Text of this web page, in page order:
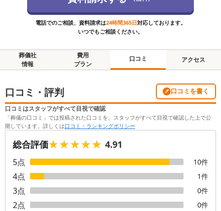
電話でのご相談、資料請求は24時間365日対応しております。
いつでもご相談ください。
葬儀社
情報
費用
プラン
口コミ アクセス
口コミ・評判 口コミを書く
口コミはスタッフがすべて目視で確認
「葬儀の口コミ」では投稿された口コミを、スタッフがすべて目視で確認した上で公
開しています。詳しくは口コミ・ランキングポリシー
総合評価★★★★★
★★★★★ 4.91
5点 10件
4点 1件
3点 0件
2点 0件